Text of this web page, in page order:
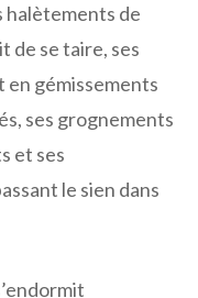
halètements de
de se taire, ses
gémissements
ses grognements
et ses
le sien dans